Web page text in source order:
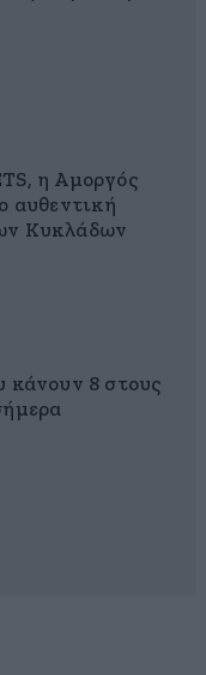
η Αμοργός
αυθεντική
Κυκλάδων
κάνουν 8 στους